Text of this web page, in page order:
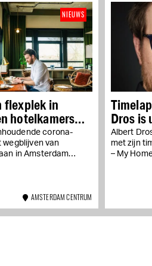
flexplek in
hotelkamers
corona-
wegblijven van
in Amsterdam
NIEUWS
AMSTERDAM CENTRUM
Dros is
Albert
met zijn
– My